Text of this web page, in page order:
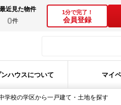
最近見た物件
0件
1分で完了！
会員登録
ハウスについて マイ
学校の学区から一戸建て・土地を探す